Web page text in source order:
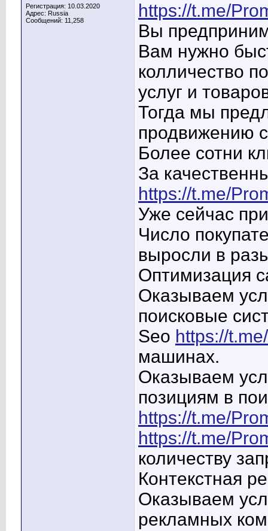
Регистрация: 10.03.2020
Адрес: Russia
Сообщений: 11,258
https://t.me/
Вы
Вам нужно
колличество
услуг и
Тогда мы
продвижению
Более сотни
За
https://t.me/
Уже сейчас
Число
выросли в
Оптимизация
Оказываем
поисковые
Seo https://
машинах.
Оказываем
позициям в
https://t.me/
https://t.me/
количеству
Контекстная
Оказываем
рекламных